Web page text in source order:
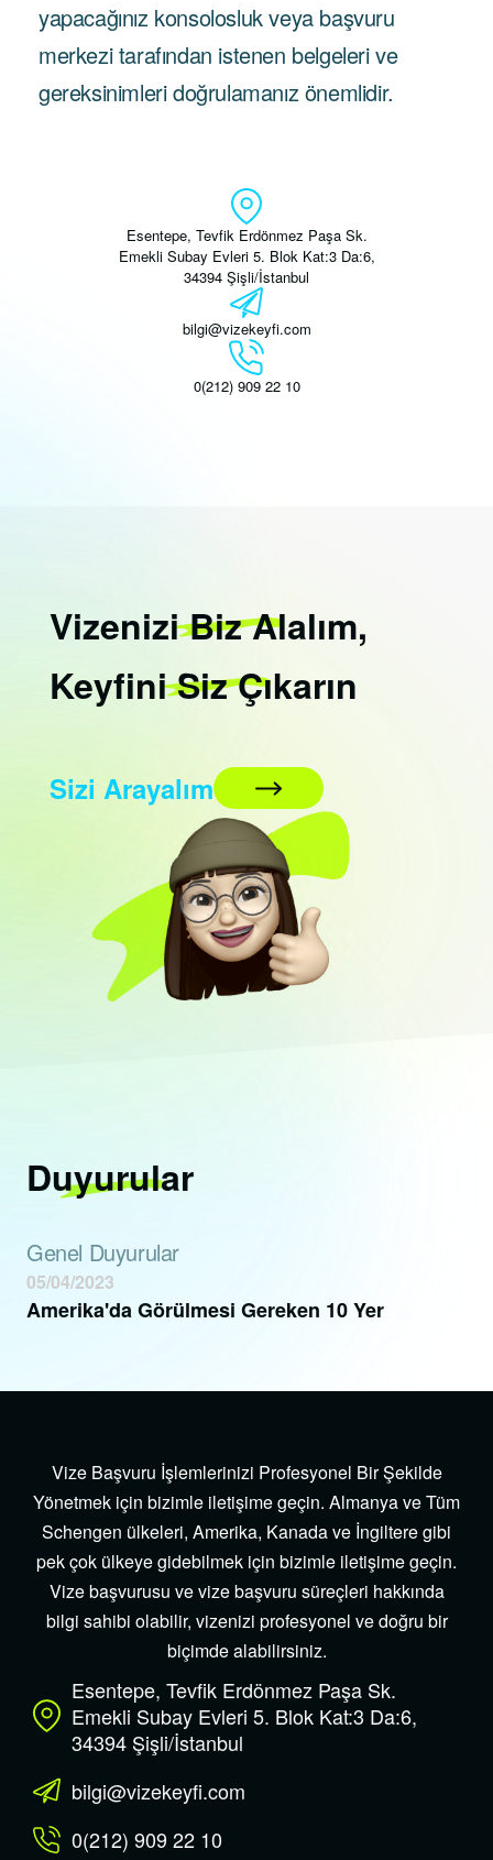
yapacağınız konsolosluk veya başvuru
merkezi tarafından istenen belgeleri ve
gereksinimleri doğrulamanız önemlidir.
Esentepe, Tevfik Erdönmez Paşa Sk.
Emekli Subay Evleri 5. Blok Kat:3 Da:6,
34394 Şişli/İstanbul
bilgi@vizekeyfi.com
0(212) 909 22 10
VizeniziBizAlalım,
KeyfiniSizÇıkarın
Sizi Arayalım
Duyurular
Genel Duyurular
Amerika'da Görülmesi Gereken 10 Yer
05/04/2023
Esentepe, Tevfik Erdönmez Paşa Sk.
Emekli Subay Evleri 5. Blok Kat:3 Da:6,
34394 Şişli/İstanbul
bilgi@vizekeyfi.com
0(212) 909 22 10
Vize Başvuru İşlemlerinizi Profesyonel Bir Şekilde
Yönetmek için bizimle iletişime geçin. Almanya ve Tüm
Schengen ülkeleri, Amerika, Kanada ve İngiltere gibi
pek çok ülkeye gidebilmek için bizimle iletişime geçin.
Vize başvurusu ve vize başvuru süreçleri hakkında
bilgi sahibi olabilir, vizenizi profesyonel ve doğru bir
biçimde alabilirsiniz.